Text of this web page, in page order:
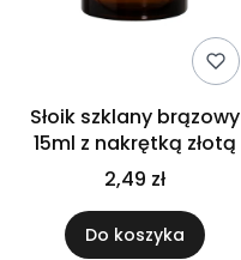
Słoik szklany brązowy
15ml z nakrętką złotą
2,49 zł
Do koszyka